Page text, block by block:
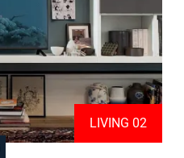
LIVING 02